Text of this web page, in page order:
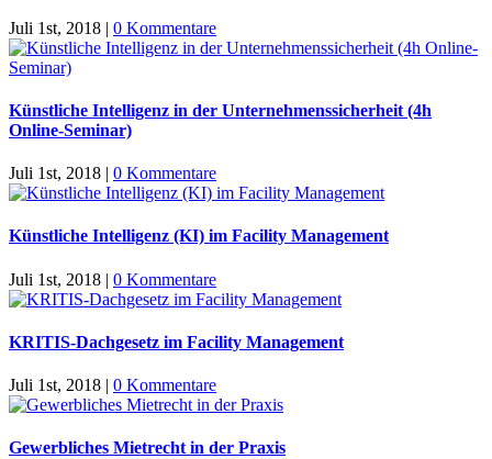
Juli 1st, 2018 | 0 Kommentare
Künstliche Intelligenz in der Unternehmenssicherheit (4h
Online-Seminar)
Juli 1st, 2018 | 0 Kommentare
Künstliche Intelligenz (KI) im Facility Management
Juli 1st, 2018 | 0 Kommentare
KRITIS-Dachgesetz im Facility Management
Juli 1st, 2018 | 0 Kommentare
Gewerbliches Mietrecht in der Praxis